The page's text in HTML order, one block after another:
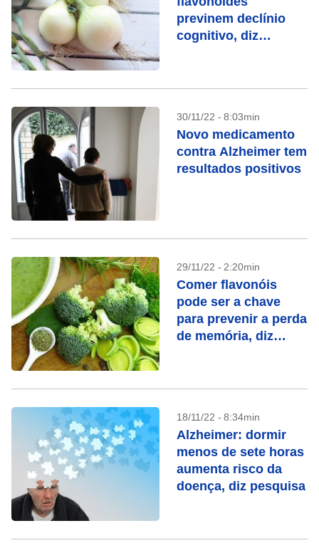
previnem declínio
cognitivo, diz
30/11/22 - 8:03min
Novo medicamento
contra Alzheimer tem
resultados positivos
29/11/22 - 2:20min
Comer flavonóis
pode ser a chave
para prevenir a perda
de memória, diz
18/11/22 - 8:34min
Alzheimer: dormir
menos de sete horas
aumenta risco da
doença, diz pesquisa